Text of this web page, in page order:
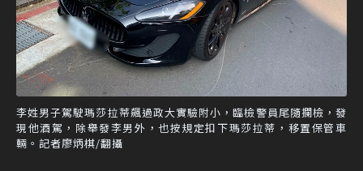
李姓男子駕駛瑪莎拉蒂飆過政大實驗附小，臨檢警員尾隨攔檢，發
現他酒駕，除舉發李男外，也按規定扣下瑪莎拉蒂，移置保管車
輛。記者廖炳棋/翻攝